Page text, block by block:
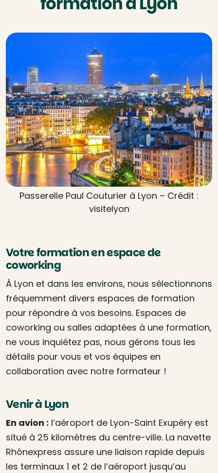
Passerelle Paul Couturier à Lyon – Crédit :
visitelyon
Votre formation en espace de
coworking
À Lyon et dans les environs, nous sélectionnons
fréquemment divers espaces de formation
pour répondre à vos besoins. Espaces de
coworking ou salles adaptées à une formation,
ne vous inquiétez pas, nous gérons tous les
détails pour vous et vos équipes en
collaboration avec notre formateur !
Venir à Lyon
En avion : l’aéroport de Lyon-Saint Exupéry est
situé à 25 kilomètres du centre-ville. La navette
Rhônexpress assure une liaison rapide depuis
les terminaux 1 et 2 de l’aéroport jusqu’au